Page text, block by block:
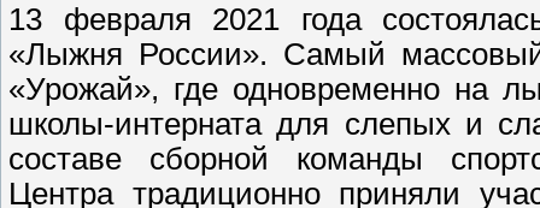
13 февраля 2021 года
«Лыжня России». Самый
«Урожай», где одновременно на
школы-интерната для слепых и
составе сборной команды
Центра традиционно приняли